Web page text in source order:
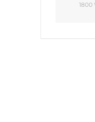
1800